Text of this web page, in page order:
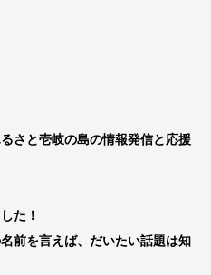
さと壱岐の島の情報発信と応援
た！
前を言えば、だいたい話題は知